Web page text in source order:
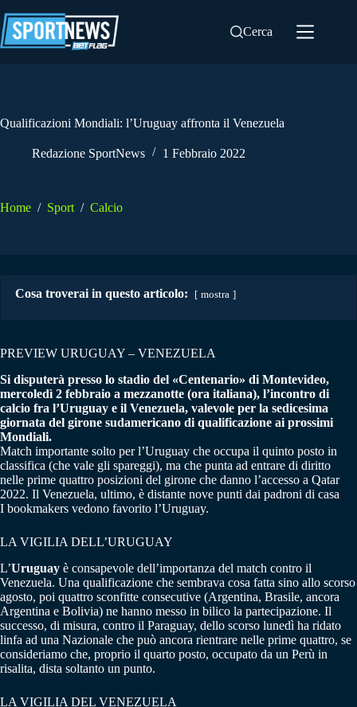
al
contenuto
Cerca
Qualificazioni Mondiali: l’Uruguay affronta il Venezuela
Redazione SportNews 1 Febbraio 2022
Home / Sport / Calcio
Cosa troverai in questo articolo: mostra
PREVIEW URUGUAY – VENEZUELA
Si disputerà presso lo stadio del «Centenario» di Montevideo,
mercoledì 2 febbraio a mezzanotte (ora italiana), l’incontro di
calcio fra l’Uruguay e il Venezuela, valevole per la sedicesima
giornata del girone sudamericano di qualificazione ai prossimi
Mondiali.
Match importante solto per l’Uruguay che occupa il quinto posto in
classifica (che vale gli spareggi), ma che punta ad entrare di diritto
nelle prime quattro posizioni del girone che danno l’accesso a Qatar
2022. Il Venezuela, ultimo, è distante nove punti dai padroni di casa
I bookmakers vedono favorito l’Uruguay.
LA VIGILIA DELL’URUGUAY
L’Uruguay è consapevole dell’importanza del match contro il
Venezuela. Una qualificazione che sembrava cosa fatta sino allo scorso
agosto, poi quattro sconfitte consecutive (Argentina, Brasile, ancora
Argentina e Bolivia) ne hanno messo in bilico la partecipazione. Il
successo, di misura, contro il Paraguay, dello scorso lunedì ha ridato
linfa ad una Nazionale che può ancora rientrare nelle prime quattro, se
consideriamo che, proprio il quarto posto, occupato da un Perù in
risalita, dista soltanto un punto.
LA VIGILIA DEL VENEZUELA